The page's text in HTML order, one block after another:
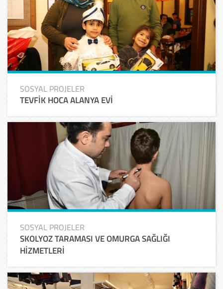
SOSYAL PROJELER
TEVFİK HOCA ALANYA EVİ
SOSYAL PROJELER
SKOLYOZ TARAMASI VE OMURGA SAĞLIĞI
HİZMETLERİ